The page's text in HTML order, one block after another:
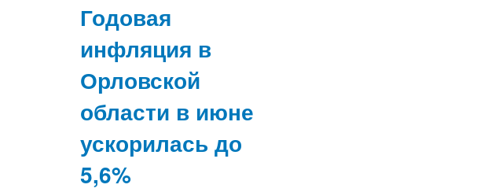
Годовая
инфляция в
Орловской
области в июне
ускорилась до
5,6%